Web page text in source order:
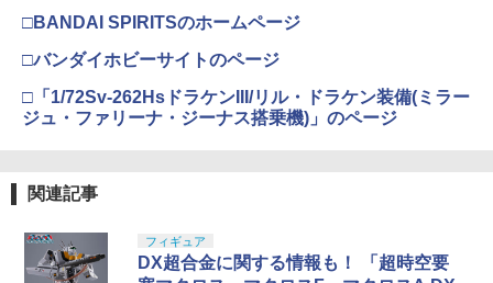
K エムロック モジュラーレイルシステム
20mmレイル 増設 RAS RIS ハンドガー
ドに ガイズリー LVOA
￥1,380
￥1,440
54770 【TAMIYA/タミヤ】 RCオプショ
ンパーツ OP1770 06ハードコート アル
ミピニオンギヤ 22T
リラックマカー
4
TAMASHII NATIONS S.H.フィギュアー
ツ ONE PIECE シャンクス -マリンフォ
ード頂上決戦- 約165mm PVC&ABS&布
製 塗装済み可動フィギュア
￥9,900
m PVC&ABS製 塗装済み可動フィギュア
BANDAI SPIRITS(バンダイ スピリッツ)
RG 機動戦士ガンダム 逆襲のシャア νガ
ンダム 1/144スケール 色分け済みプラモ
デル
30MM xEXM-000 ゼノヴァルト 1/144ス
ケール 色分け済みプラモデル
￥3,815
5
東京マルイ(TOKYO MARUI) No.16 H&K
USP 10歳以上エアーHOPハンドガン 手
型用接着剤 87003
￥184
□BANDAI SPIRITSのホームページ
□バンダイホビーサイトのページ
□「1/72Sv-262HsドラケンIII/リル・ドラケン装備(ミラー
ジュ・ファリーナ・ジーナス搭乗機)」のページ
関連記事
フィギュア
DX超合金に関する情報も！ 「超時空要